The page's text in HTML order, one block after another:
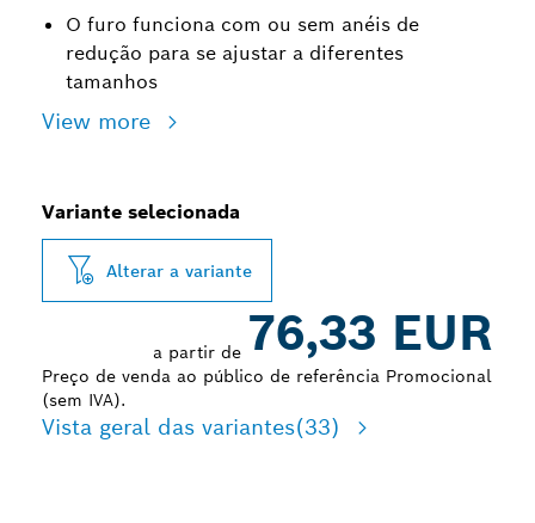
O furo funciona com ou sem anéis de
redução para se ajustar a diferentes
tamanhos
View more
Variante selecionada
Alterar a variante
a partir de 76,33 EUR
Preço de venda ao público de referência Promocional
(sem IVA).
Vista geral das variantes(33)